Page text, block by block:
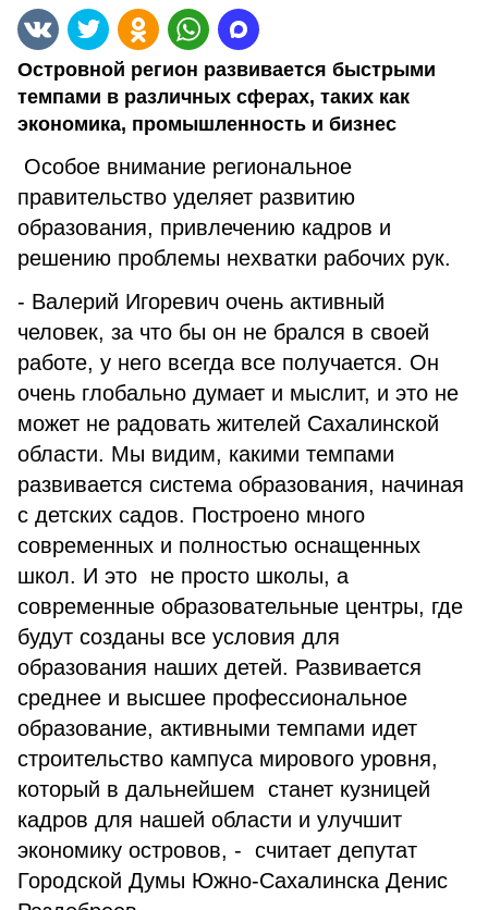
Островной регион развивается быстрыми
темпами в различных сферах, таких как
экономика, промышленность и бизнес
Особое внимание региональное
правительство уделяет развитию
образования, привлечению кадров и
решению проблемы нехватки рабочих рук.
- Валерий Игоревич очень активный
человек, за что бы он не брался в своей
работе, у него всегда все получается. Он
очень глобально думает и мыслит, и это не
может не радовать жителей Сахалинской
области. Мы видим, какими темпами
развивается система образования, начиная
с детских садов. Построено много
современных и полностью оснащенных
школ. И это не просто школы, а
современные образовательные центры, где
будут созданы все условия для
образования наших детей. Развивается
среднее и высшее профессиональное
образование, активными темпами идет
строительство кампуса мирового уровня,
который в дальнейшем станет кузницей
кадров для нашей области и улучшит
экономику островов, - считает депутат
Городской Думы Южно-Сахалинска Денис